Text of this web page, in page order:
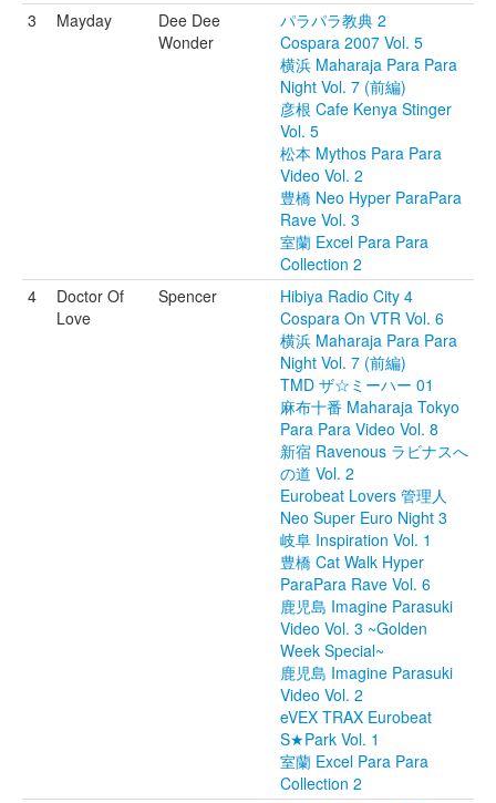
3
Mayday
Dee Dee
Wonder
パラパラ教典 2
Cospara 2007 Vol. 5
横浜 Maharaja Para Para
Night Vol. 7 (前編)
彦根 Cafe Kenya Stinger
Vol. 5
松本 Mythos Para Para
Video Vol. 2
豊橋 Neo Hyper ParaPara
Rave Vol. 3
室蘭 Excel Para Para
Collection 2
4
Doctor Of
Love
Spencer
Hibiya Radio City 4
Cospara On VTR Vol. 6
横浜 Maharaja Para Para
Night Vol. 7 (前編)
TMD ザ☆ミーハー 01
麻布十番 Maharaja Tokyo
Para Para Video Vol. 8
新宿 Ravenous ラビナスへ
の道 Vol. 2
Eurobeat Lovers 管理人
Neo Super Euro Night 3
岐阜 Inspiration Vol. 1
豊橋 Cat Walk Hyper
ParaPara Rave Vol. 6
鹿児島 Imagine Parasuki
Video Vol. 3 ~Golden
Week Special~
鹿児島 Imagine Parasuki
Video Vol. 2
eVEX TRAX Eurobeat
S★Park Vol. 1
室蘭 Excel Para Para
Collection 2